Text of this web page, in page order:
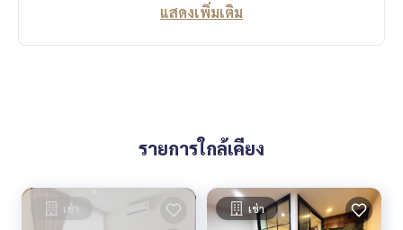
แสดงเพิ่มเติม
รายการใกล้เคียง
เช่า เช่า